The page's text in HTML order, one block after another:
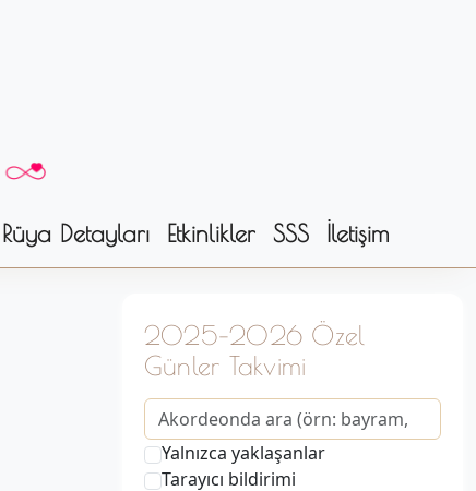
Rüya Detayları Etkinlikler SSS İletişim
2025–2026 Özel
Günler Takvimi
Yalnızca yaklaşanlar
Tarayıcı bildirimi